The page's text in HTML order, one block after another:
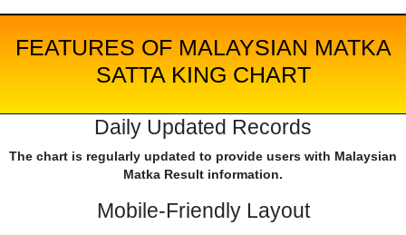
FEATURES OF MALAYSIAN MATKA
SATTA KING CHART
Daily Updated Records
The chart is regularly updated to provide users with Malaysian
Matka Result information.
Mobile-Friendly Layout